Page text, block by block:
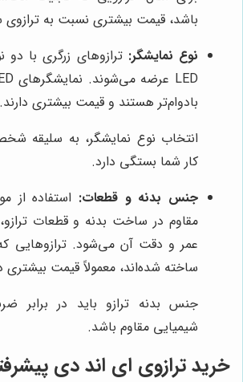
باشد، قیمت بیشتری نسبت به ترازوی
نوع نمایشگر:
بادوام‌تر هستند و قیمت بیشتری دارند.
انتخاب نوع نمایشگر، به سلیقه
کار شما بستگی دارد.
جنس بدنه و قطعات: استفاده از
مقاوم در ساخت بدنه و قطعات
عمر و دقت آن می‌شود. ترازوهایی
ساخته شده‌اند، معمولاً قیمت بیشتری
جنس بدنه ترازو باید در برابر
شیمیایی مقاوم باشد.
خرید ترازوی ای اند دی